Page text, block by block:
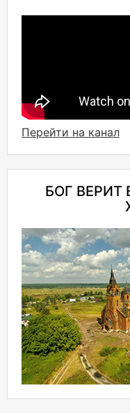
Перейти на канал
БОГ ВЕРИТ